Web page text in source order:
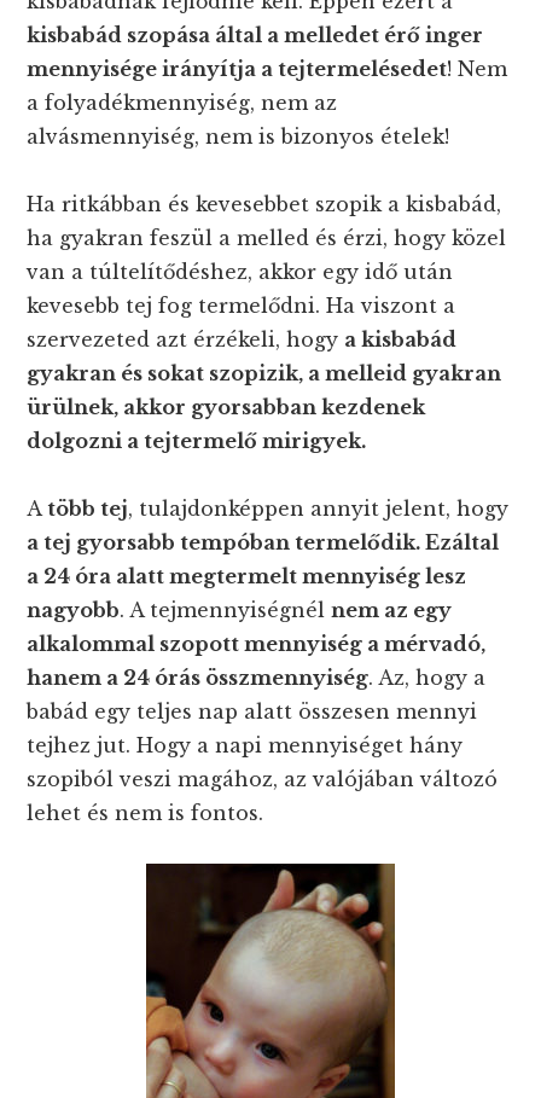
kisbabád szopása által a melledet érő inger
mennyisége irányítja a tejtermelésedet! Nem
a folyadékmennyiség, nem az
alvásmennyiség, nem is bizonyos ételek!
Ha ritkábban és kevesebbet szopik a kisbabád,
ha gyakran feszül a melled és érzi, hogy közel
van a túltelítődéshez, akkor egy idő után
kevesebb tej fog termelődni. Ha viszont a
szervezeted azt érzékeli, hogy a kisbabád
gyakran és sokat szopizik, a melleid gyakran
ürülnek, akkor gyorsabban kezdenek
dolgozni a tejtermelő mirigyek.
Atöbb tej, tulajdonképpen annyit jelent, hogy
a tej gyorsabb tempóban termelődik. Ezáltal
a 24 óra alatt megtermelt mennyiség lesz
nagyobb. A tejmennyiségnélnem az egy
alkalommal szopott mennyiség a mérvadó,
hanem a 24 órás összmennyiség. Az, hogy a
babád egy teljes nap alatt összesen mennyi
tejhez jut. Hogy a napi mennyiséget hány
szopiból veszi magához, az valójában változó
lehet és nem is fontos.